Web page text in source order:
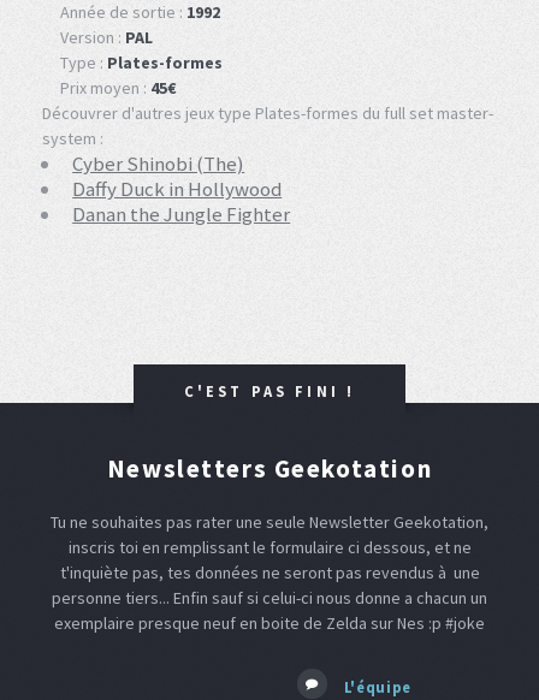
Année de sortie : 1992
Version : PAL
Type : Plates-formes
Prix moyen : 45€
Découvrer d'autres jeux type Plates-formes du full set master-
system :
Cyber Shinobi (The)
Daffy Duck in Hollywood
Danan the Jungle Fighter
C'EST PAS FINI !
Newsletters Geekotation
Tu ne souhaites pas rater une seule Newsletter Geekotation,
inscris toi en remplissant le formulaire ci dessous, et ne
t'inquiète pas, tes données ne seront pas revendus à une
personne tiers... Enfin sauf si celui-ci nous donne a chacun un
exemplaire presque neuf en boite de Zelda sur Nes :p #joke
L'équipe